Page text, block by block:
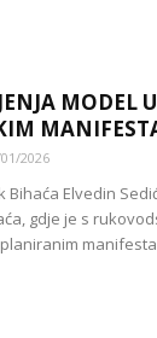
MODEL
2026
Bihaća Elvedin
gdje je s